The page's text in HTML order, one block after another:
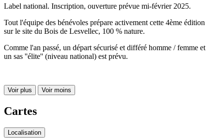
Label national. Inscription, ouverture prévue mi-février 2025.
Tout l'équipe des bénévoles prépare activement cette 4ème édition
sur le site du Bois de Lesvellec, 100 % nature.
Comme l'an passé, un départ sécurisé et différé homme / femme et
un sas ''élite'' (niveau national) est prévu.
Voir plus Voir moins
Cartes
Localisation